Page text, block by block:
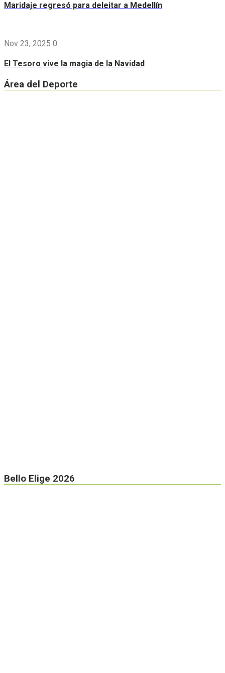
Maridaje regresó para deleitar a Medellín
Nov 23, 2025 0
El Tesoro vive la magia de la Navidad
Área del Deporte
Bello Elige 2026